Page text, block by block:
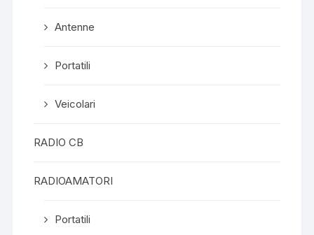
Antenne
Portatili
Veicolari
RADIO CB
RADIOAMATORI
Portatili